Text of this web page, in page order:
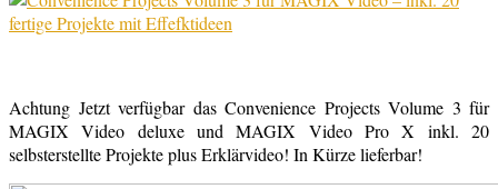
Achtung Jetzt verfügbar das Convenience Projects Volume 3 für
MAGIX Video deluxe und MAGIX Video Pro X inkl. 20
selbsterstellte Projekte plus Erklärvideo! In Kürze lieferbar!